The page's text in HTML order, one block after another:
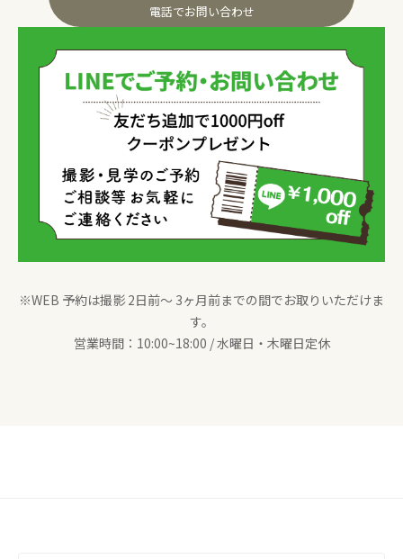
電話でお問い合わせ
※WEB 予約は撮影 2日前〜 3ヶ月前までの間でお取りいただけま
す。
営業時間：10:00~18:00 / 水曜日・木曜日定休